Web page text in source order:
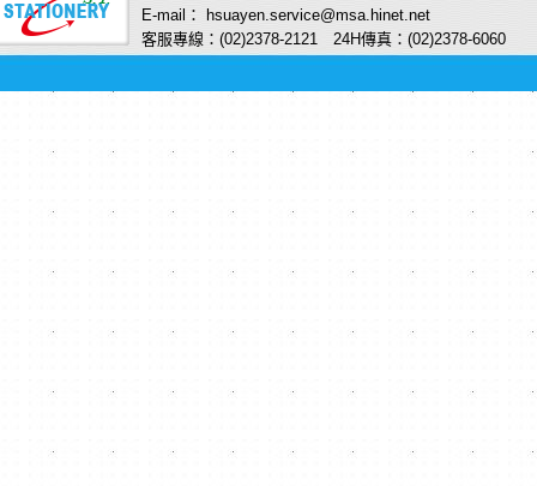
E-mail： hsuayen.service@msa.hinet.net
客服專線：(02)2378-2121 24H傳真：(02)2378-6060